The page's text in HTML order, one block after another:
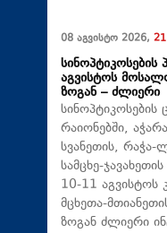
08 აგვისტო 2026,
აგვისტოს
ზოგან – ძლიერი
რაიონებში,
სვანეთის, რაჭა-
სამცხე-
10-11 აგვისტოს
მცხეთა-
ზოგან ძლიერი